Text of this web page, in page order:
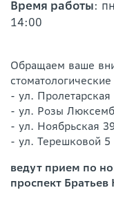
Время работы:
14:00
Обращаем ваше
- ул. Пролетарская
- ул. Розы
- ул. Ноябрьская
- ул. Терешковой 5
ведут прием по
проспект